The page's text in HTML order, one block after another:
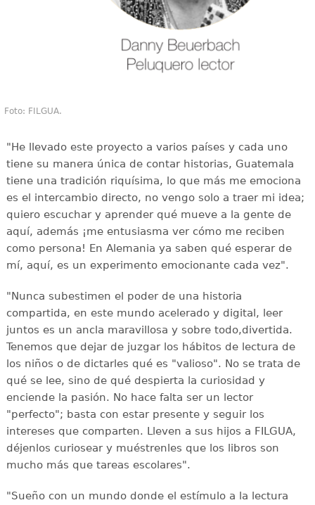
Foto: FILGUA.
"He llevado este proyecto a varios países y cada uno
tiene su manera única de contar historias, Guatemala
tiene una tradición riquísima, lo que más me emociona
es el intercambio directo, no vengo solo a traer mi idea;
quiero escuchar y aprender qué mueve a la gente de
aquí, además ¡me entusiasma ver cómo me reciben
como persona! En Alemania ya saben qué esperar de
mí, aquí, es un experimento emocionante cada vez".
"Nunca subestimen el poder de una historia
compartida, en este mundo acelerado y digital, leer
juntos es un ancla maravillosa y sobre todo,divertida.
Tenemos que dejar de juzgar los hábitos de lectura de
los niños o de dictarles qué es "valioso". No se trata de
qué se lee, sino de qué despierta la curiosidad y
enciende la pasión. No hace falta ser un lector
"perfecto"; basta con estar presente y seguir los
intereses que comparten. Lleven a sus hijos a FILGUA,
déjenlos curiosear y muéstrenles que los libros son
mucho más que tareas escolares".
"Sueño con un mundo donde el estímulo a la lectura